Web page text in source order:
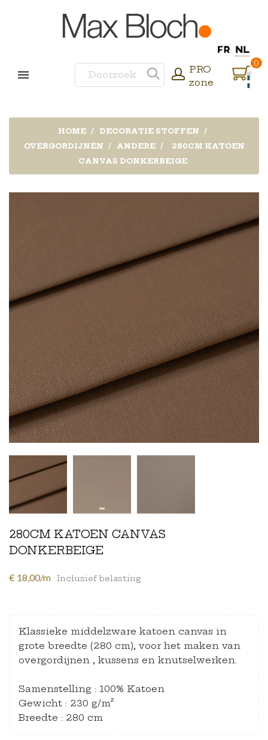
PRO
zone
0
HOME
DECORATIE STOFFEN
OVERGORDIJNEN
ANDERE
280CM KATOEN
CANVAS DONKERBEIGE
280CM KATOEN CANVAS
DONKERBEIGE
€ 18,00/m Inclusief belasting
Klassieke middelzware katoen canvas in
grote breedte (280 cm), voor het maken van
overgordijnen , kussens en knutselwerken.
Samenstelling : 100% Katoen
Gewicht : 230 g/m²
Breedte : 280 cm